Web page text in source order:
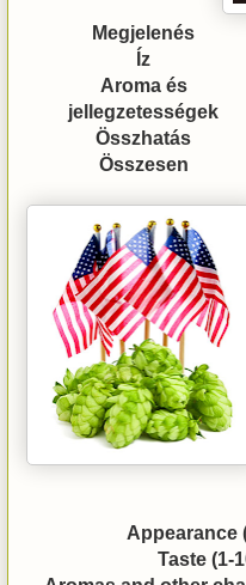
Megjelenés
Íz
Aroma és
jellegzetességek
Összhatás
Összesen
Appearance
Taste (1-